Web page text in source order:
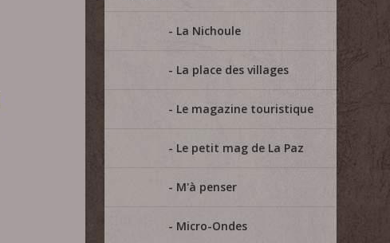
La Nichoule
La place des villages
Le magazine touristique
Le petit mag de La Paz
M'à penser
Micro-Ondes